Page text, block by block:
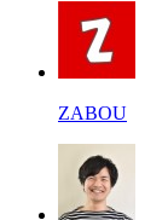
ZABOU